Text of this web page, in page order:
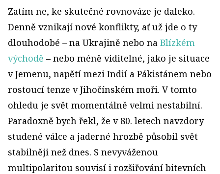
Zatím ne, ke skutečné rovnováze je daleko.
Denně vznikají nové konflikty, ať už jde o ty
dlouhodobé – na Ukrajině nebo na Blízkém
východě – nebo méně viditelné, jako je situace
v Jemenu, napětí mezi Indií a Pákistánem nebo
rostoucí tenze v Jihočínském moři. V tomto
ohledu je svět momentálně velmi nestabilní.
Paradoxně bych řekl, že v 80. letech navzdory
studené válce a jaderné hrozbě působil svět
stabilněji než dnes. S nevyváženou
multipolaritou souvisí i rozšiřování bitevních